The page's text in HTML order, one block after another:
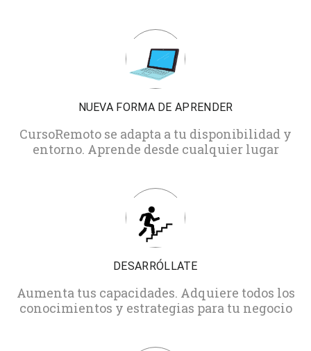
NUEVA FORMA DE APRENDER
CursoRemoto se adapta a tu disponibilidad y
entorno. Aprende desde cualquier lugar
DESARRÓLLATE
Aumenta tus capacidades. Adquiere todos los
conocimientos y estrategias para tu negocio